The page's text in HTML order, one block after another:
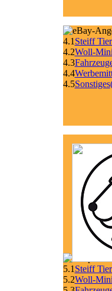
4.1 Steiff
4.2Woll-
4.3
4.4
4.5Sonstiges
5.1 Steiff
5.2Woll-